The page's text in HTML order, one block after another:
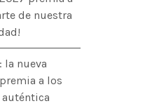
de nuestra
la nueva
a los